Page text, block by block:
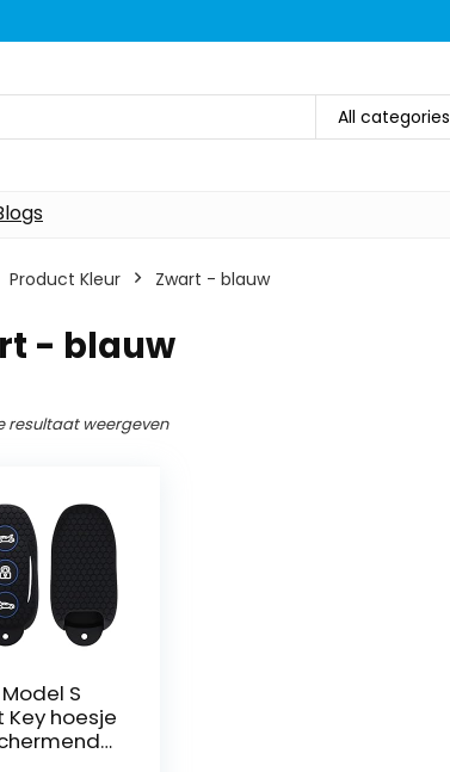
All categories
Product Kleur ‎Zwart - blauw
- blauw
resultaat weergeven
S
Key hoesje